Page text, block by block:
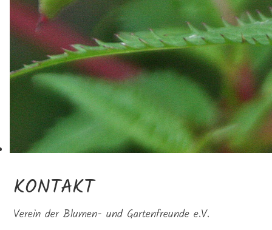
KONTAKT
Verein der Blumen- und Gartenfreunde e.V.